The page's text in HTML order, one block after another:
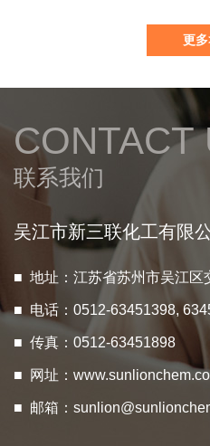
更
CONTACT
联系我们
吴江市新三联化工有限
■ 地址：江苏省苏州市吴江区
■ 电话：0512-63451398,
■ 传真：0512-63451898
■ 网址：
■ 邮箱：